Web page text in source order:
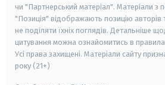
чи "Партнерський матеріал". Матеріали з
"Позиція" відображають позицію авторів
не поділяти їхніх поглядів. Детальніше
цитування можна ознайомитись в
Усі права захищені. Матеріали сайту
року (21+)